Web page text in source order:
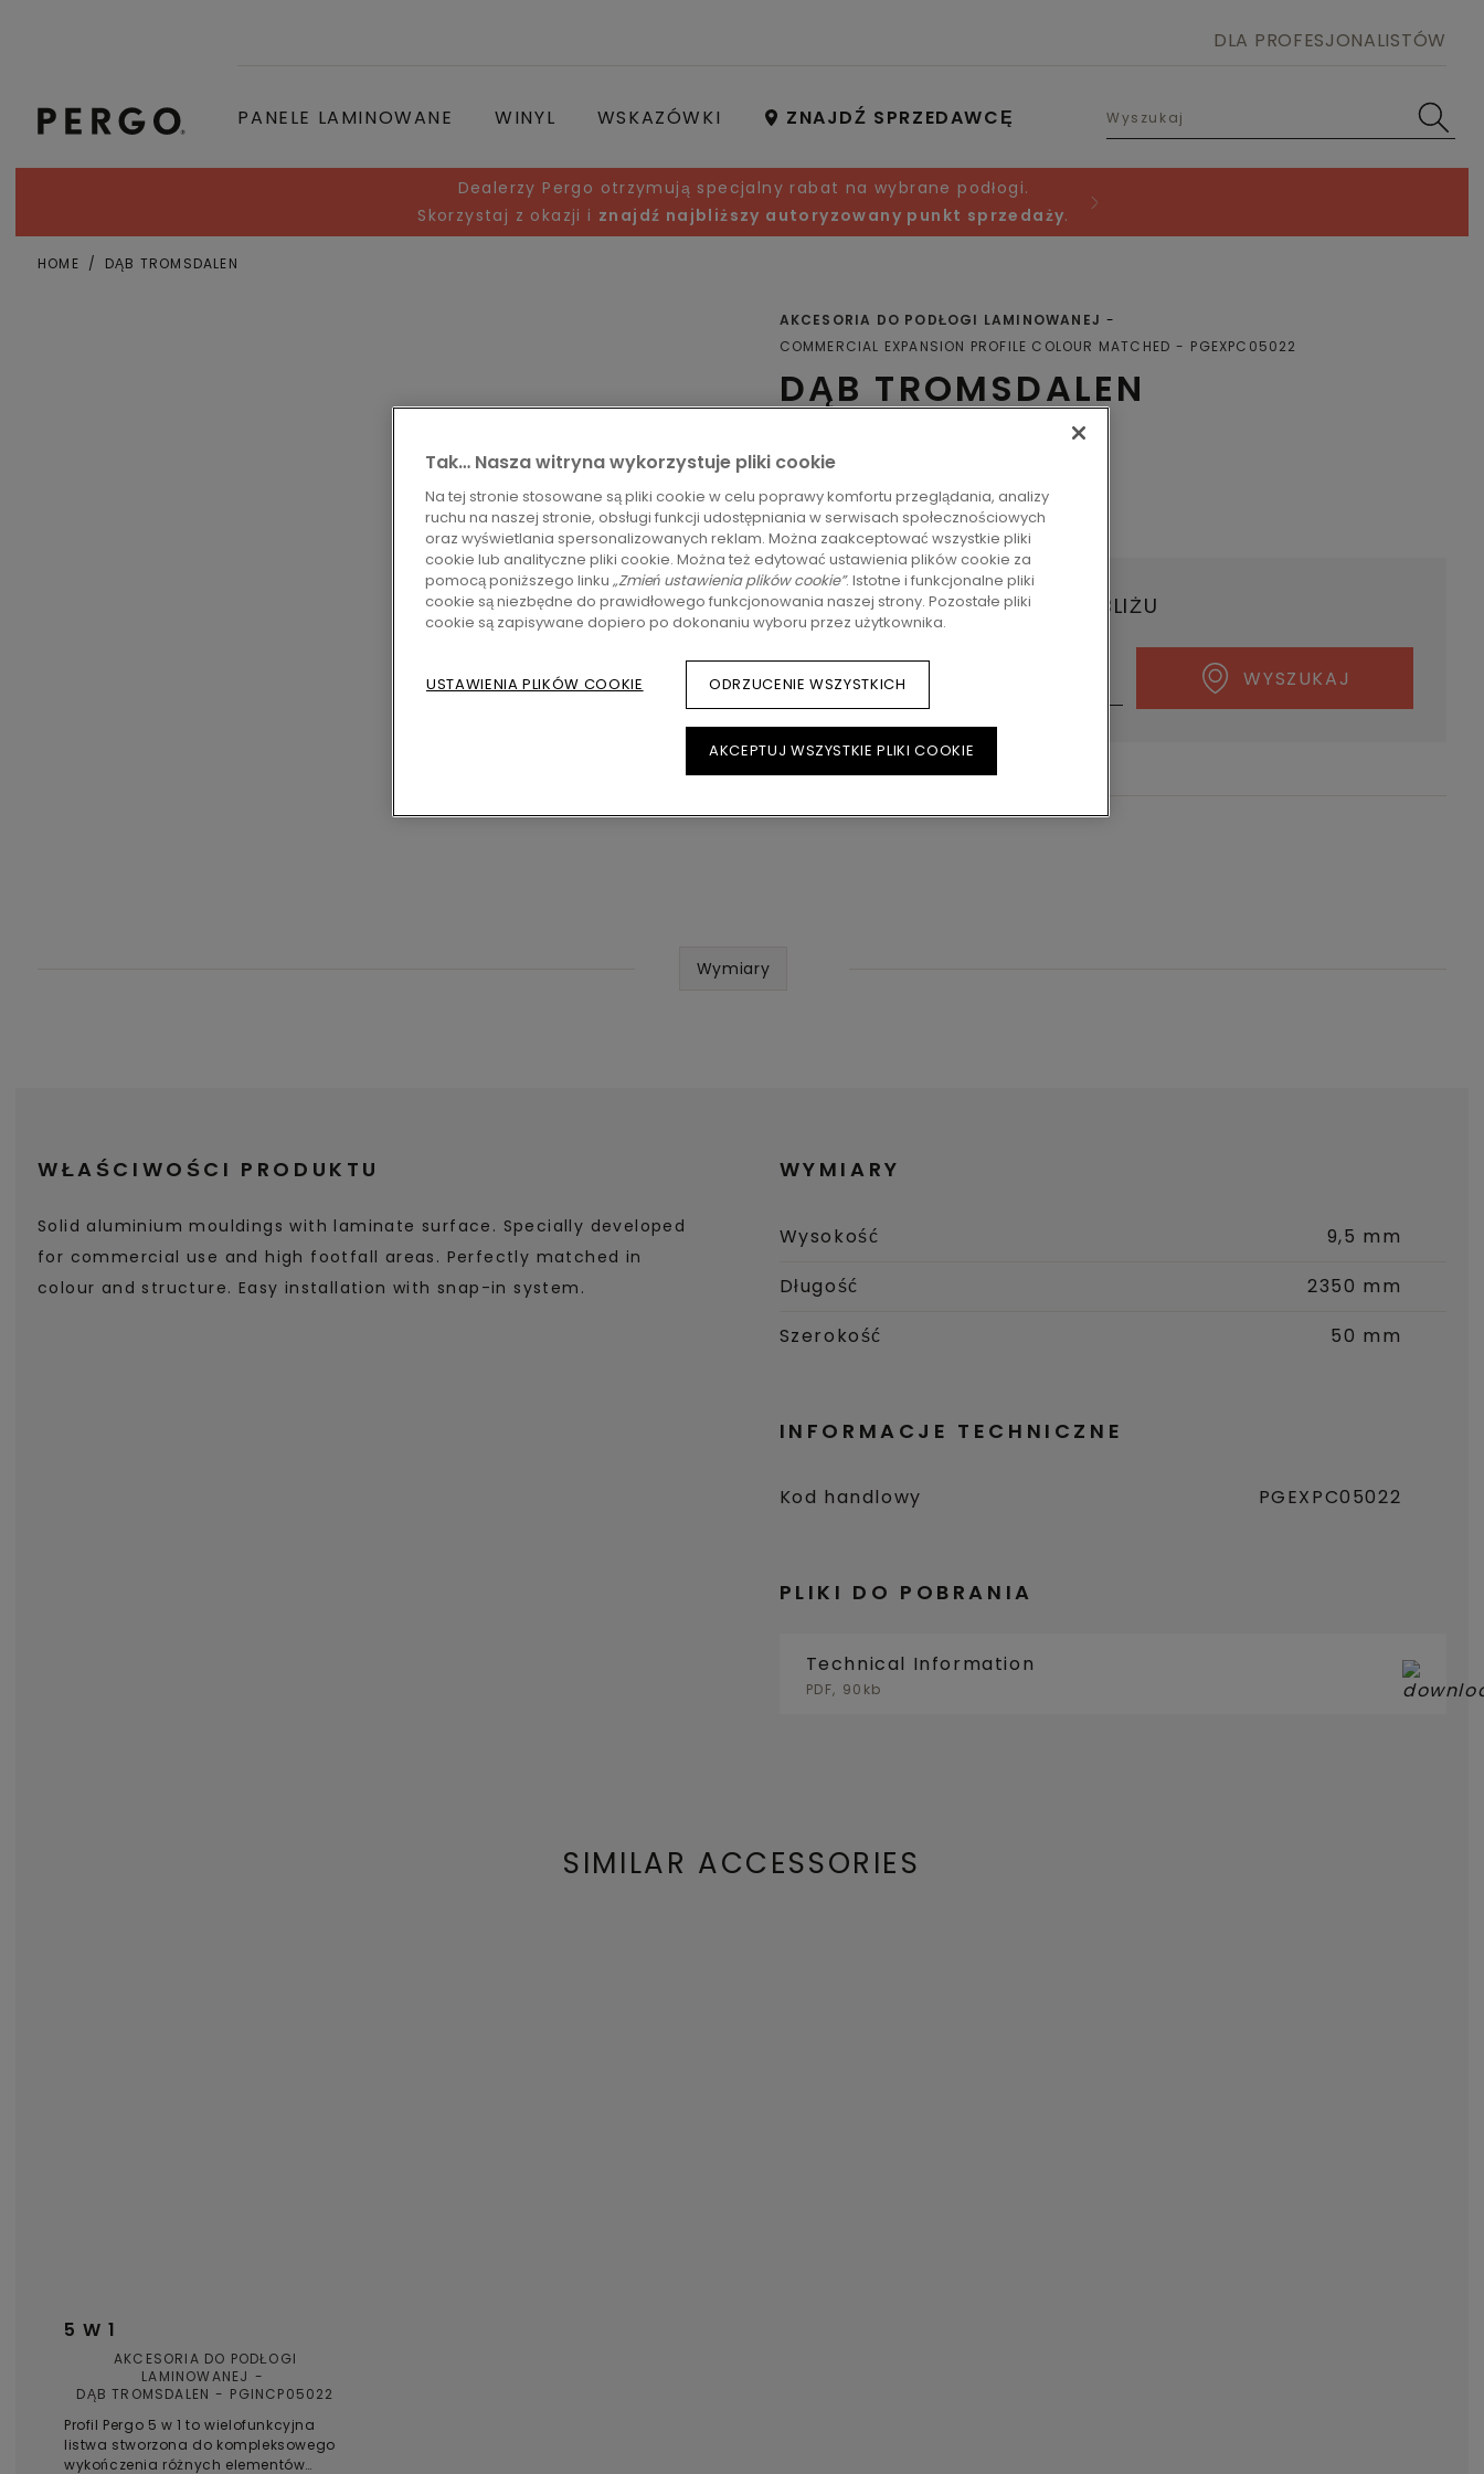
PANELE LAMINOWANE WINYL WSKAZÓWKI ZNAJDŹ SPRZEDAWCĘ
DLA PROFESJONALISTÓW
Dealerzy Pergo otrzymują specjalny rabat na wybrane podłogi.
Skorzystaj z okazji i znajdź najbliższy autoryzowany punkt sprzedaży.
HOME DĄB TROMSDALEN
DĄB TROMSDALEN
AKCESORIA DO PODŁOGI LAMINOWANEJ
COMMERCIAL EXPANSION PROFILE COLOUR MATCHED
PGEXPC05022
209,93zł/m Sugerowana cena brutto
ZNAJDŹ DEALERA W POBLIŻU
WYSZUKAJ
Wymiary
WŁAŚCIWOŚCI PRODUKTU
Solid aluminium mouldings with laminate surface. Specially developed
for commercial use and high footfall areas. Perfectly matched in
colour and structure. Easy installation with snap-in system.
WYMIARY
Wysokość
9,5 mm
Długość
2350 mm
Szerokość
50 mm
INFORMACJE TECHNICZNE
Kod handlowy PGEXPC05022
PLIKI DO POBRANIA
Technical Information
PDF, 90kb
SIMILAR ACCESSORIES
5 W 1
AKCESORIA DO PODŁOGI
LAMINOWANEJ
DĄB TROMSDALEN
PGINCP05022
Profil Pergo 5 w 1 to wielofunkcyjna
listwa stworzona do kompleksowego
wykończenia różnych elementów
Tak… Nasza witryna wykorzystuje pliki cookie
Na tej stronie stosowane są pliki cookie w celu poprawy komfortu przeglądania, analizy
ruchu na naszej stronie, obsługi funkcji udostępniania w serwisach społecznościowych
oraz wyświetlania spersonalizowanych reklam. Można zaakceptować wszystkie pliki
cookie lub analityczne pliki cookie. Można też edytować ustawienia plików cookie za
pomocą poniższego linku „Zmień ustawienia plików cookie”. Istotne i funkcjonalne pliki
cookie są niezbędne do prawidłowego funkcjonowania naszej strony. Pozostałe pliki
cookie są zapisywane dopiero po dokonaniu wyboru przez użytkownika.
USTAWIENIA PLIKÓW COOKIE ODRZUCENIE WSZYSTKICH
AKCEPTUJ WSZYSTKIE PLIKI COOKIE